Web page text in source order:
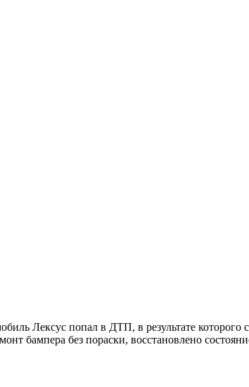
Лексус попал в ДТП, в результате
бампера без пораски, восстановлено